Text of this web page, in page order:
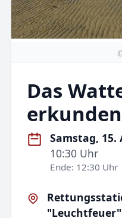
Das
erkunden
Samstag, 15.
10:30 Uhr
Ende: 12:30 Uhr
"Leuchtfeuer"